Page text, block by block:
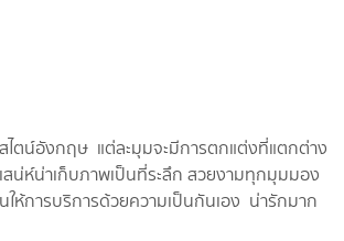
ไตน์อังกฤษ แต่ละมุมจะมีการตกแต่งที่แตกต่าง
น่ห์น่าเก็บภาพเป็นที่ระลึก สวยงามทุกมุมมอง
ให้การบริการด้วยความเป็นกันเอง น่ารักมาก